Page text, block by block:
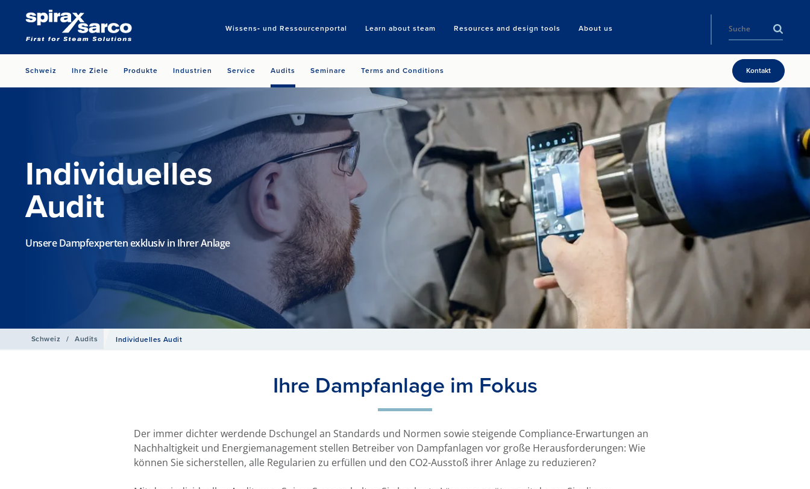
Wissens‑ und Ressourcenportal Learn about steam Resources and design tools About us
Search
Schweiz Ihre Ziele Produkte Industrien Service Audits Seminare Terms and Conditions Kontakt
Individuelles
Audit
Unsere Dampfexperten exklusiv in Ihrer Anlage
Schweiz / Audits Individuelles Audit
Ihre Dampfanlage im Fokus
Der immer dichter werdende Dschungel an Standards und Normen sowie steigende Compliance-Erwartungen an
Nachhaltigkeit und Energiemanagement stellen Betreiber von Dampfanlagen vor große Herausforderungen: Wie
können Sie sicherstellen, alle Regularien zu erfüllen und den CO2-Ausstoß ihrer Anlage zu reduzieren?